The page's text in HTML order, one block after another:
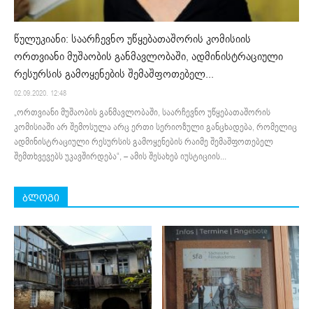
წულუკიანი: საარჩევნო უწყებათაშორის კომისიის
ორთვიანი მუშაობის განმავლობაში, ადმინისტრაციული
რესურსის გამოყენების შემაშფოთებელ...
02.09.2020. 12:48
„ორთვიანი მუშაობის განმავლობაში, საარჩევნო უწყებათაშორის
კომისიაში არ შემოსულა არც ერთი სერიოზული განცხადება, რომელიც
ადმინისტრაციული რესურსის გამოყენების რაიმე შემაშფოთებელ
შემთხვევებს უკავშირდება“, – ამის შესახებ იუსტიციის...
ბლოგი